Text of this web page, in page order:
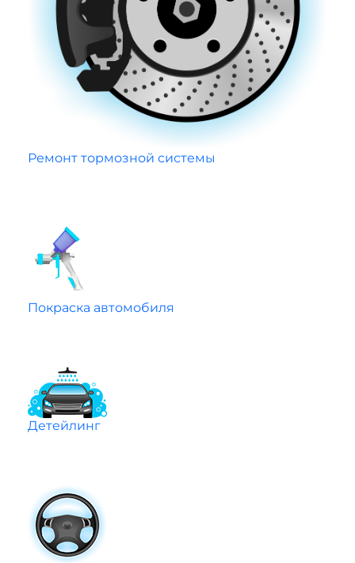
Ремонт тормозной системы
Покраска автомобиля
Детейлинг